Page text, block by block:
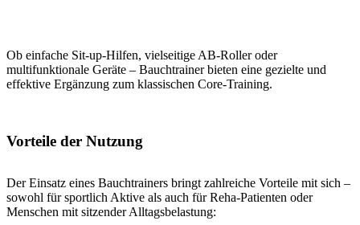
Ob einfache Sit-up-Hilfen, vielseitige AB-Roller oder
multifunktionale Geräte – Bauchtrainer bieten eine gezielte und
effektive Ergänzung zum klassischen Core-Training.
Vorteile der Nutzung
Der Einsatz eines Bauchtrainers bringt zahlreiche Vorteile mit sich –
sowohl für sportlich Aktive als auch für Reha-Patienten oder
Menschen mit sitzender Alltagsbelastung: